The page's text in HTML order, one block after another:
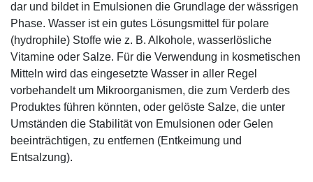
dar und bildet in Emulsionen die Grundlage der wässrigen
Phase. Wasser ist ein gutes Lösungsmittel für polare
(hydrophile) Stoffe wie z. B. Alkohole, wasserlösliche
Vitamine oder Salze. Für die Verwendung in kosmetischen
Mitteln wird das eingesetzte Wasser in aller Regel
vorbehandelt um Mikroorganismen, die zum Verderb des
Produktes führen könnten, oder gelöste Salze, die unter
Umständen die Stabilität von Emulsionen oder Gelen
beeinträchtigen, zu entfernen (Entkeimung und
Entsalzung).